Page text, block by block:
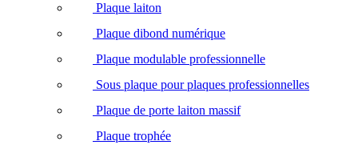
Plaque laiton
Plaque dibond numérique
Plaque modulable professionnelle
Sous plaque pour plaques professionnelles
Plaque de porte laiton massif
Plaque trophée